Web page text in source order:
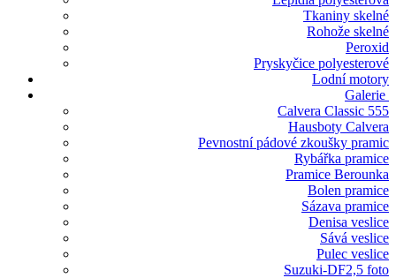
Tkaniny skelné
Rohože skelné
Peroxid
Pryskyčice polyesterové
Lodní motory
Galerie
Calvera Classic 555
Hausboty Calvera
Pevnostní pádové zkoušky pramic
Rybářka pramice
Pramice Berounka
Bolen pramice
Sázava pramice
Denisa veslice
Sává veslice
Pulec veslice
Suzuki-DF2,5 foto